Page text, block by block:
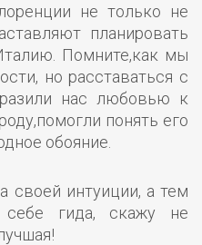
не только не
планировать
Помните,как мы
но расставаться с
нас любовью к
понять его
обояние.
своей интуиции, а тем
себе гида, скажу не